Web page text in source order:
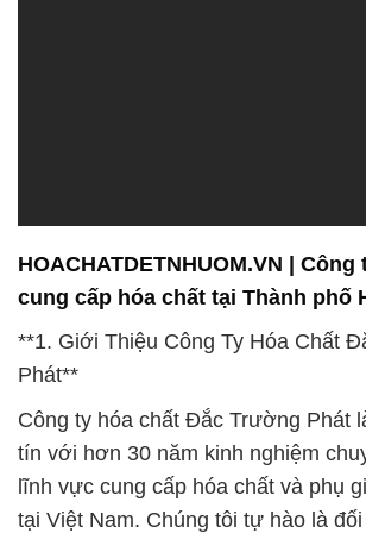
HOACHATDETNHUOM.VN |
cung cấp hóa chất tại Thành phố
**1. Giới Thiệu Công Ty Hóa Chất
Phát**
Công ty hóa chất Đắc Trường Phát
tín với hơn 30 năm kinh nghiệm
lĩnh vực cung cấp hóa chất và phụ
tại Việt Nam. Chúng tôi tự hào là